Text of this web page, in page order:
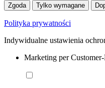
Zgoda Tylko wymagane
Polityka prywatności
Indywidualne ustawienia
Marketing per